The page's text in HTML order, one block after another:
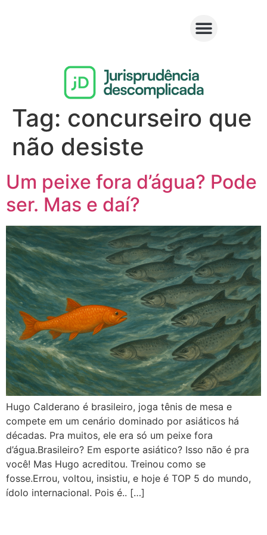
Tag: concurseiro que
não desiste
Um peixe fora d’água? Pode
ser. Mas e daí?
Hugo Calderano é brasileiro, joga tênis de mesa e
compete em um cenário dominado por asiáticos há
décadas. Pra muitos, ele era só um peixe fora
d’água.Brasileiro? Em esporte asiático? Isso não é pra
você! Mas Hugo acreditou. Treinou como se
fosse.Errou, voltou, insistiu, e hoje é TOP 5 do mundo,
ídolo internacional. Pois é.. […]